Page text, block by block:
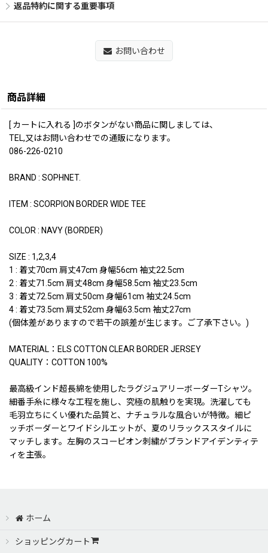
返品特約に関する重要事項
お問い合わせ
商品詳細
[ カートに入れる ]のボタンがない商品に関しましては、
TEL,又はお問い合わせでの通販になります。
086-226-0210
BRAND : SOPHNET.
ITEM : SCORPION BORDER WIDE TEE
COLOR : NAVY (BORDER)
SIZE : 1,2,3,4
1 : 着丈70cm 肩丈47cm 身幅56cm 袖丈22.5cm
2 : 着丈71.5cm 肩丈48cm 身幅58.5cm 袖丈23.5cm
3 : 着丈72.5cm 肩丈50cm 身幅61cm 袖丈24.5cm
4 : 着丈73.5cm 肩丈52cm 身幅63.5cm 袖丈27cm
(個体差がありますので若干の誤差が生じます。ご了承下さい。)
MATERIAL：ELS COTTON CLEAR BORDER JERSEY
QUALITY：COTTON 100%
最高級インド超長綿を使用したラグジュアリーボーダーTシャツ。
細番手糸に様々な工程を施し、究極の肌触りを実現。洗濯しても
毛羽立ちにくい優れた品質と、ナチュラルな風合いが特徴。細ピ
ッチボーダーとワイドシルエットが、夏のリラックススタイルに
マッチします。左胸のスコーピオン刺繍がブランドアイデンティテ
ィを主張。
ホーム
ショッピングカート